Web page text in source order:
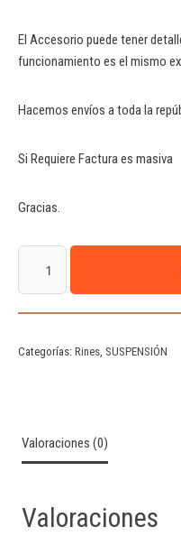
El Accesorio puede tener
funcionamiento es el mismo
Hacemos envíos a toda la
Si Requiere Factura es masiva
Gracias.
Categorías: Rines SUSPENSIÓN
Valoraciones (0)
Valoraciones